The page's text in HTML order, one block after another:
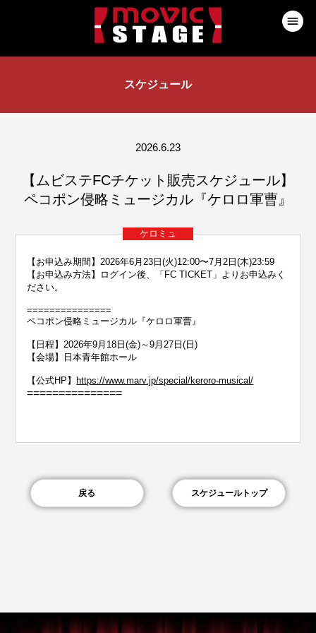
スケジュール
2026.6.23
【ムビステFCチケット販売スケジュール】
ペコポン侵略ミュージカル『ケロロ軍曹』
ケロミュ
【お申込み期間】2026年6月23日(火)12:00〜7月2日(木)23:59
【お申込み方法】ログイン後、「FC TICKET」よりお申込みく
ださい。
===============
ペコポン侵略ミュージカル『ケロロ軍曹』
【日程】2026年9月18日(金)～9月27日(日)
【会場】日本青年館ホール
【公式HP】 https://www.marv.jp/special/keroro-musical/
===============
戻る スケジュールトップ